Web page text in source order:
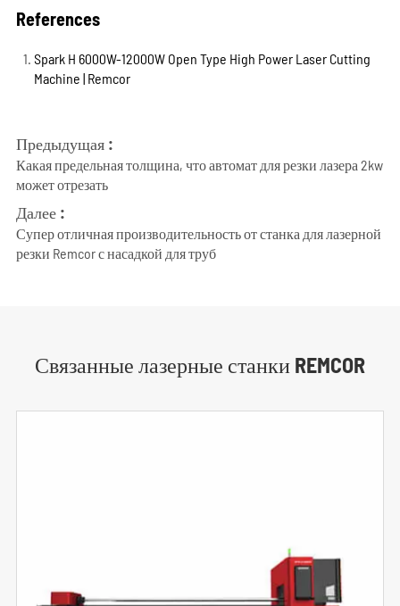
References
Spark H 6000W-12000W Open Type High Power Laser Cutting
Machine | Remcor
Предыдущая :
Какая предельная толщина, что автомат для резки лазера 2kw
может отрезать
Далее :
Супер отличная производительность от станка для лазерной
резки Remcor с насадкой для труб
Связанные лазерные станки REMCOR